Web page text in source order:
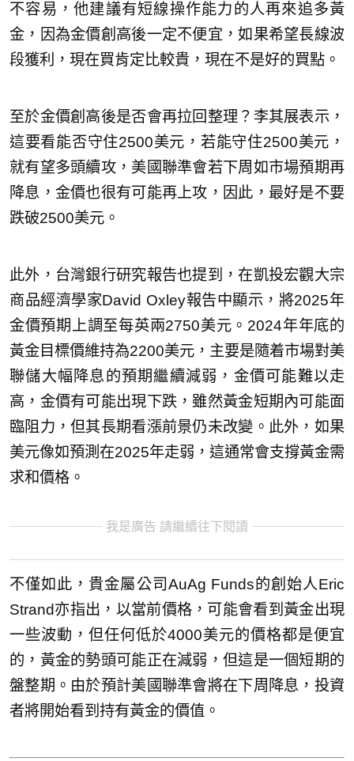
不容易，他建議有短線操作能力的人再來追多黃
金，因為金價創高後一定不便宜，如果希望長線波
段獲利，現在買肯定比較貴，現在不是好的買點。
至於金價創高後是否會再拉回整理？李其展表示，
這要看能否守住2500美元，若能守住2500美元，
就有望多頭續攻，美國聯準會若下周如市場預期再
降息，金價也很有可能再上攻，因此，最好是不要
跌破2500美元。
此外，台灣銀行研究報告也提到，在凱投宏觀大宗
商品經濟學家David Oxley報告中顯示，將2025年
金價預期上調至每英兩2750美元。2024年年底的
黃金目標價維持為2200美元，主要是隨着市場對美
聯儲大幅降息的預期繼續減弱，金價可能難以走
高，金價有可能出現下跌，雖然黃金短期內可能面
臨阻力，但其長期看漲前景仍未改變。此外，如果
美元像如預測在2025年走弱，這通常會支撐黃金需
求和價格。
我是廣告 請繼續往下閱讀
不僅如此，貴金屬公司AuAg Funds的創始人Eric
Strand亦指出，以當前價格，可能會看到黃金出現
一些波動，但任何低於4000美元的價格都是便宜
的，黃金的勢頭可能正在減弱，但這是一個短期的
盤整期。由於預計美國聯準會將在下周降息，投資
者將開始看到持有黃金的價值。